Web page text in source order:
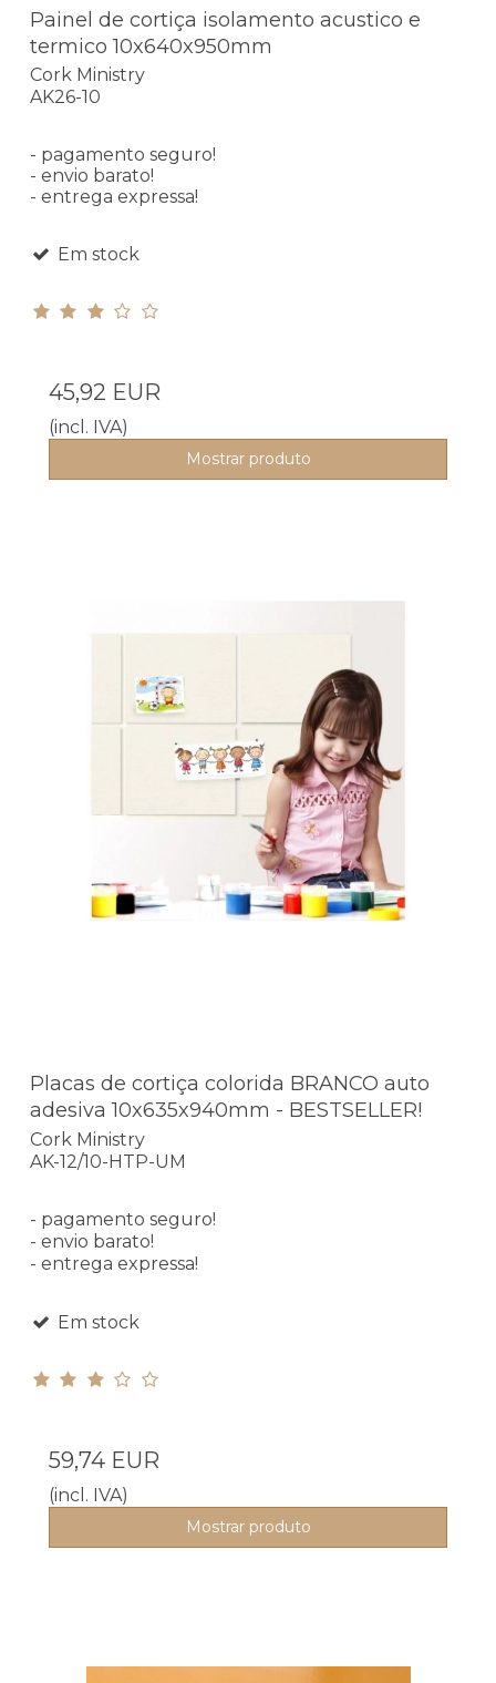
Painel de cortiça isolamento acustico e
termico 10x640x950mm
Cork Ministry
AK26-10
- pagamento seguro!
- envio barato!
- entrega expressa!
Em stock
45,92 EUR
(incl. IVA)
Mostrar produto
Placas de cortiça colorida BRANCO auto
adesiva 10x635x940mm - BESTSELLER!
Cork Ministry
AK-12/10-HTP-UM
- pagamento seguro!
- envio barato!
- entrega expressa!
Em stock
59,74 EUR
(incl. IVA)
Mostrar produto